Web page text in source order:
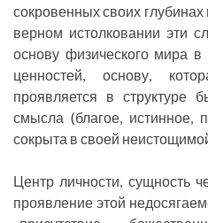
сокровенных своих
верном истолковании эти
основу физического мира
ценностей, основу,
проявляется в структуре
смысла (благое, истинное,
сокрыта в своей
Центр личности, сущность
проявление этой